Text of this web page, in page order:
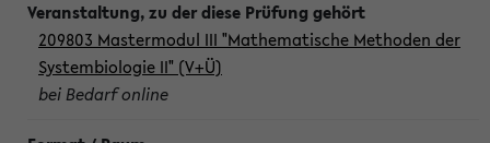
209803 Mastermodul III "Mathematische Methoden der
Systembiologie II" (V+Ü)
bei Bedarf online